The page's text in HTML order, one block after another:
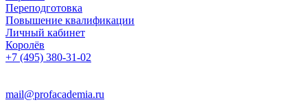
Переподготовка
Повышение квалификации
Личный кабинет
Королёв
+7 (495) 380-31-02
mail@profacademia.ru